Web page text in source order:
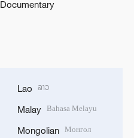
Documentary
Lao ລາວ
Malay Bahasa Melayu
Mongolian Монгол